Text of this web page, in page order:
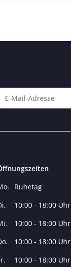
Ruhetag
10:00 - 18:00 Uhr
10:00 - 18:00 Uhr
10:00 - 18:00 Uhr
10:00 - 18:00 Uhr